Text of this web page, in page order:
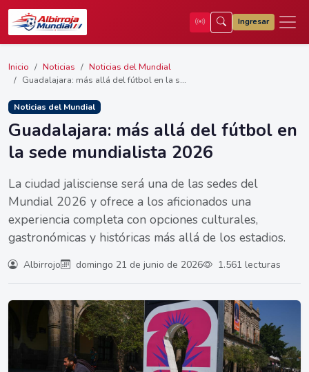
Ingresar
Inicio Noticias
Noticias del Mundial
Guadalajara: más allá del fútbol en la s...
Noticias del Mundial
Guadalajara: más allá del fútbol en
la sede mundialista 2026
La ciudad jalisciense será una de las sedes del
Mundial 2026 y ofrece a los aficionados una
experiencia completa con opciones culturales,
gastronómicas y históricas más allá de los estadios.
Albirrojo domingo 21 de junio de 2026 1.561 lecturas